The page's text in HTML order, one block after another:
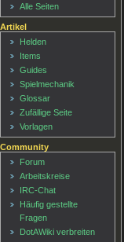
Alle Seiten
Artikel
Helden
Items
Guides
Spielmechanik
Glossar
Zufällige Seite
Vorlagen
Community
Forum
Arbeitskreise
IRC-Chat
Häufig gestellte
Fragen
DotAWiki verbreiten